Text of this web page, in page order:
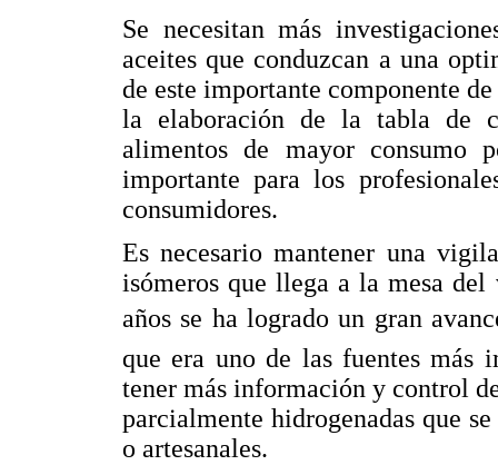
Se necesitan más
aceites que conduzcan a una
de este importante componente
la elaboración de la tabla de
alimentos de mayor consumo
importante para los
consumidores.
Es necesario mantener una
isómeros que llega a la mesa
años se ha logrado un gran
que era uno de las fuentes más
tener más información y control
parcialmente hidrogenadas que
o artesanales.